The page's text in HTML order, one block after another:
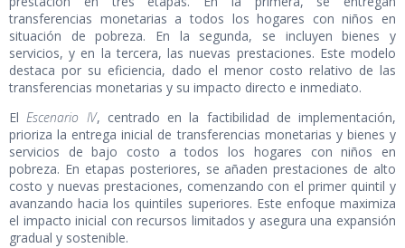
transferencias monetarias a todos los hogares con niños en
situación de pobreza. En la segunda, se incluyen bienes y
servicios, y en la tercera, las nuevas prestaciones. Este modelo
destaca por su eficiencia, dado el menor costo relativo de las
transferencias monetarias y su impacto directo e inmediato.
ElEscenario IV, centrado en la factibilidad de implementación,
prioriza la entrega inicial de transferencias monetarias y bienes y
servicios de bajo costo a todos los hogares con niños en
pobreza. En etapas posteriores, se añaden prestaciones de alto
costo y nuevas prestaciones, comenzando con el primer quintil y
avanzando hacia los quintiles superiores. Este enfoque maximiza
el impacto inicial con recursos limitados y asegura una expansión
gradual y sostenible.